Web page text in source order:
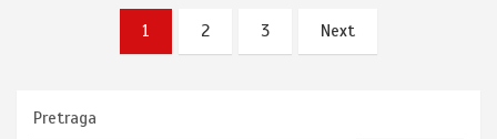
pagination
1 2 3 Next
Pretraga